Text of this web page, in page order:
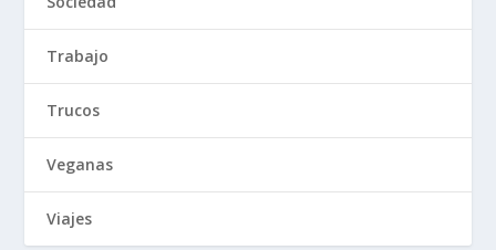
Trabajo
Trucos
Veganas
Viajes